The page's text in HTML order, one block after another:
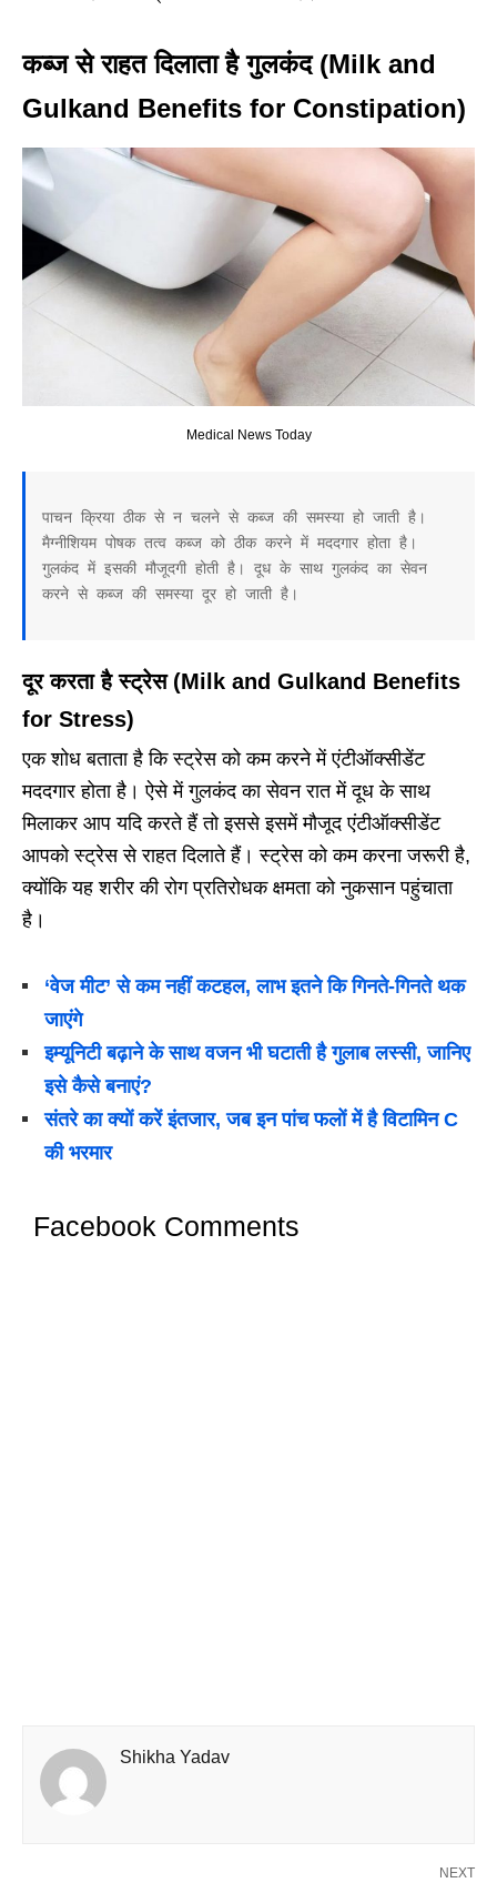
कब्ज से राहत दिलाता है गुलकंद (Milk and
Gulkand Benefits for Constipation)
Medical News Today
पाचन क्रिया ठीक से न चलने से कब्ज की समस्या हो जाती है।
मैग्नीशियम पोषक तत्व कब्ज को ठीक करने में मददगार होता है।
गुलकंद में इसकी मौजूदगी होती है। दूध के साथ गुलकंद का सेवन
करने से कब्ज की समस्या दूर हो जाती है।
दूर करता है स्ट्रेस (Milk and Gulkand Benefits
for Stress)
एक शोध बताता है कि स्ट्रेस को कम करने में एंटीऑक्सीडेंट
मददगार होता है। ऐसे में गुलकंद का सेवन रात में दूध के साथ
मिलाकर आप यदि करते हैं तो इससे इसमें मौजूद एंटीऑक्सीडेंट
आपको स्ट्रेस से राहत दिलाते हैं। स्ट्रेस को कम करना जरूरी है,
क्योंकि यह शरीर की रोग प्रतिरोधक क्षमता को नुकसान पहुंचाता
है।
‘वेज मीट’ से कम नहीं कटहल, लाभ इतने कि गिनते-गिनते थक
जाएंगे
इम्यूनिटी बढ़ाने के साथ वजन भी घटाती है गुलाब लस्सी, जानिए
इसे कैसे बनाएं?
संतरे का क्यों करें इंतजार, जब इन पांच फलों में है विटामिन C
की भरमार
Facebook Comments
Shikha Yadav
NEXT